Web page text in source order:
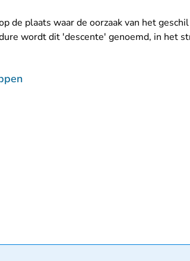
de plaats waar de oorzaak van het
wordt dit 'descente' genoemd, in het